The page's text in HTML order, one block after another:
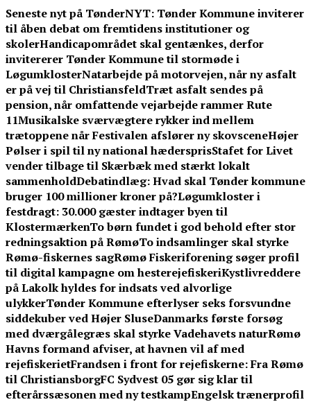
Skip
to
content
Seneste nyt på TønderNYT: Tønder Kommune inviterer
til åben debat om fremtidens institutioner og
skolerHandicapområdet skal gentænkes, derfor
invitererer Tønder Kommune til stormøde i
LøgumklosterNatarbejde på motorvejen, når ny asfalt
er på vej til ChristiansfeldTræt asfalt sendes på
pension, når omfattende vejarbejde rammer Rute
11Musikalske sværvægtere rykker ind mellem
trætoppene når Festivalen afslører ny skovsceneHøjer
Pølser i spil til ny national hædersprisStafet for Livet
vender tilbage til Skærbæk med stærkt lokalt
sammenholdDebatindlæg: Hvad skal Tønder kommune
bruger 100 millioner kroner på?Løgumkloster i
festdragt: 30.000 gæster indtager byen til
KlostermærkenTo børn fundet i god behold efter stor
redningsaktion på RømøTo indsamlinger skal styrke
Rømø-fiskernes sagRømø Fiskeriforening søger profil
til digital kampagne om hesterejefiskeriKystlivreddere
på Lakolk hyldes for indsats ved alvorlige
ulykkerTønder Kommune efterlyser seks forsvundne
siddekuber ved Højer SluseDanmarks første forsøg
med dværgålegræs skal styrke Vadehavets naturRømø
Havns formand afviser, at havnen vil af med
rejefiskerietFrandsen i front for rejefiskerne: Fra Rømø
til ChristiansborgFC Sydvest 05 gør sig klar til
efterårssæsonen med ny testkampEngelsk trænerprofil